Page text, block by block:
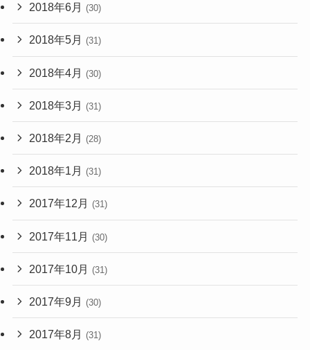
2018年6月 (30)
2018年5月 (31)
2018年4月 (30)
2018年3月 (31)
2018年2月 (28)
2018年1月 (31)
2017年12月 (31)
2017年11月 (30)
2017年10月 (31)
2017年9月 (30)
2017年8月 (31)